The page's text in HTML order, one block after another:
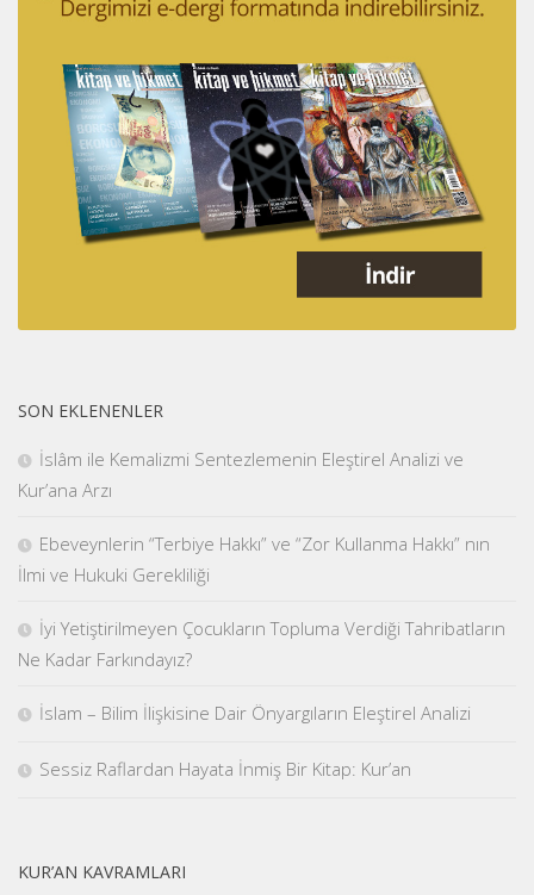
SON EKLENENLER
İslâm ile Kemalizmi Sentezlemenin Eleştirel Analizi ve
Kur’ana Arzı
Ebeveynlerin “Terbiye Hakkı” ve “Zor Kullanma Hakkı” nın
İlmi ve Hukuki Gerekliliği
İyi Yetiştirilmeyen Çocukların Topluma Verdiği Tahribatların
Ne Kadar Farkındayız?
İslam – Bilim İlişkisine Dair Önyargıların Eleştirel Analizi
Sessiz Raflardan Hayata İnmiş Bir Kitap: Kur’an
KUR’AN KAVRAMLARI